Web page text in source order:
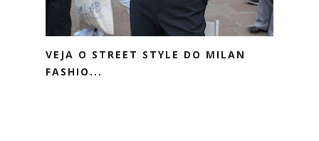
VEJA O STREET STYLE DO MILAN
FASHIO...